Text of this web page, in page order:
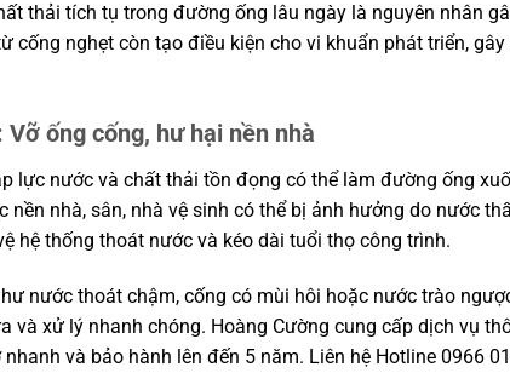
thải tích tụ trong đường ống lâu ngày là nguyên nhân
cống nghẹt còn tạo điều kiện cho vi khuẩn phát triển,
ống cống, hư hại nền nhà
lực nước và chất thải tồn đọng có thể làm đường ống
nền nhà, sân, nhà vệ sinh có thể bị ảnh hưởng do nước
hệ thống thoát nước và kéo dài tuổi thọ công trình.
nước thoát chậm, cống có mùi hôi hoặc nước trào
và xử lý nhanh chóng. Hoàng Cường cung cấp dịch vụ
và bảo hành lên đến 5 năm. Liên hệ Hotline 0966